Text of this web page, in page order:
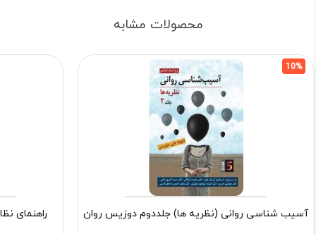
محصولات مشابه
10%
آسیب شناسی روانی (نظریه ها) جلددوم دوزیس روان راهنمای